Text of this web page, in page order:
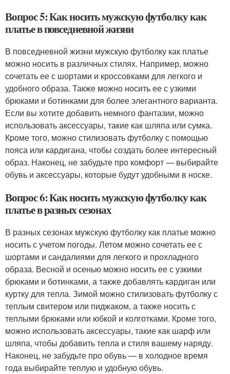
Вопрос 5: Как носить мужскую футболку как
платье в повседневной жизни
В повседневной жизни мужскую футболку как платье
можно носить в различных стилях. Например, можно
сочетать ее с шортами и кроссовками для легкого и
удобного образа. Также можно носить ее с узкими
брюками и ботинками для более элегантного варианта.
Если вы хотите добавить немного фантазии, можно
использовать аксессуары, такие как шляпа или сумка.
Кроме того, можно стилизовать футболку с помощью
пояса или кардигана, чтобы создать более интересный
образ. Наконец, не забудьте про комфорт — выбирайте
обувь и аксессуары, которые будут удобными в носке.
Вопрос 6: Как носить мужскую футболку как
платье в разных сезонах
В разных сезонах мужскую футболку как платье можно
носить с учетом погоды. Летом можно сочетать ее с
шортами и сандалиями для легкого и прохладного
образа. Весной и осенью можно носить ее с узкими
брюками и ботинками, а также добавлять кардиган или
куртку для тепла. Зимой можно стилизовать футболку с
теплым свитером или пиджаком, а также носить с
теплыми брюками или юбкой и колготками. Кроме того,
можно использовать аксессуары, такие как шарф или
шляпа, чтобы добавить тепла и стиля вашему наряду.
Наконец, не забудьте про обувь — в холодное время
года выбирайте теплую и удобную обувь.